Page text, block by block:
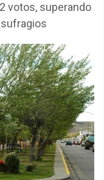
votos, superando